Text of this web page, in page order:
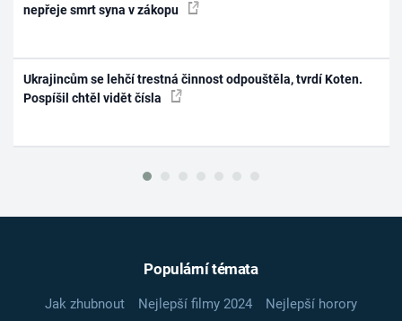
nepřeje smrt syna v zákopu
Ukrajincům se lehčí trestná činnost odpouštěla, tvrdí Koten.
Pospíšil chtěl vidět čísla
Populární témata
Jak zhubnout Nejlepší filmy 2024
Nejlepší horory